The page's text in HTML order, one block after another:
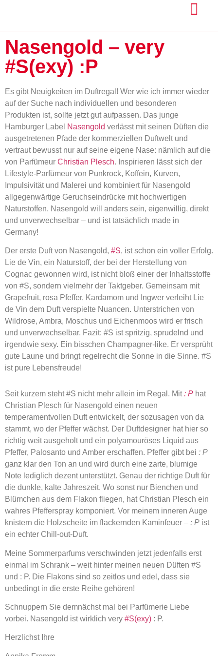
Nasengold – very
#S(exy) :P
Es gibt Neuigkeiten im Duftregal! Wer wie ich immer wieder
auf der Suche nach individuellen und besonderen
Produkten ist, sollte jetzt gut aufpassen. Das junge
Hamburger Label
Nasengold verlässt mit seinen Düften die
ausgetretenen Pfade der kommerziellen Duftwelt und
vertraut bewusst nur auf seine eigene Nase: nämlich auf die
von Parfümeur Christian Plesch. Inspirieren lässt sich der
Lifestyle-Parfümeur von Punkrock, Koffein, Kurven,
Impulsivität und Malerei und kombiniert für Nasengold
allgegenwärtige Geruchseindrücke mit hochwertigen
Naturstoffen. Nasengold will anders sein, eigenwillig, direkt
und unverwechselbar – und ist tatsächlich made in
Germany!
Der erste Duft von Nasengold, #S, ist schon ein voller Erfolg.
Lie de Vin, ein Naturstoff, der bei der Herstellung von
Cognac gewonnen wird, ist nicht bloß einer der Inhaltsstoffe
von #S, sondern vielmehr der Taktgeber. Gemeinsam mit
Grapefruit, rosa Pfeffer, Kardamom und Ingwer verleiht Lie
de Vin dem Duft verspielte Nuancen. Unterstrichen von
Wildrose, Ambra, Moschus und Eichenmoos wird er frisch
und unverwechselbar. Fazit: #S ist spritzig, sprudelnd und
irgendwie sexy. Ein bisschen Champagner-like. Er versprüht
gute Laune und bringt regelrecht die Sonne in die Sinne. #S
ist pure Lebensfreude!
Seit kurzem steht #S nicht mehr allein im Regal. Mit: P hat
Christian Plesch für Nasengold einen neuen
temperamentvollen Duft entwickelt, der sozusagen von da
stammt, wo der Pfeffer wächst. Der Duftdesigner hat hier so
richtig weit ausgeholt und ein polyamouröses Liquid aus
Pfeffer, Palosanto und Amber erschaffen. Pfeffer gibt bei : P
ganz klar den Ton an und wird durch eine zarte, blumige
Note lediglich dezent unterstützt. Genau der richtige Duft für
die dunkle, kalte Jahreszeit. Wo sonst nur Bienchen und
Blümchen aus dem Flakon fliegen, hat Christian Plesch ein
wahres Pfefferspray komponiert. Vor meinem inneren Auge
knistern die Holzscheite im flackernden Kaminfeuer – : P ist
ein echter Chill-out-Duft.
Meine Sommerparfums verschwinden jetzt jedenfalls erst
einmal im Schrank – weit hinter meinen neuen Düften #S
und : P. Die Flakons sind so zeitlos und edel, dass sie
unbedingt in die erste Reihe gehören!
Schnuppern Sie demnächst mal bei Parfümerie Liebe
vorbei. Nasengold ist wirklich very #S(exy) : P.
Herzlichst Ihre